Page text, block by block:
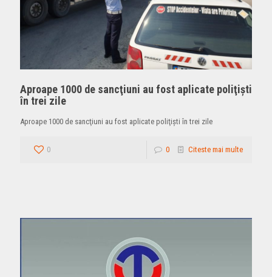
Aproape 1000 de sancţiuni au fost aplicate poliţişti
în trei zile
Aproape 1000 de sancţiuni au fost aplicate poliţişti în trei zile
0 0 Citeste mai multe